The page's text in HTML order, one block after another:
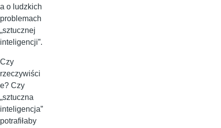
a o ludzkich
problemach
„sztucznej
inteligencji”.
Czy
rzeczywiści
e? Czy
„sztuczna
inteligencja”
potrafiłaby